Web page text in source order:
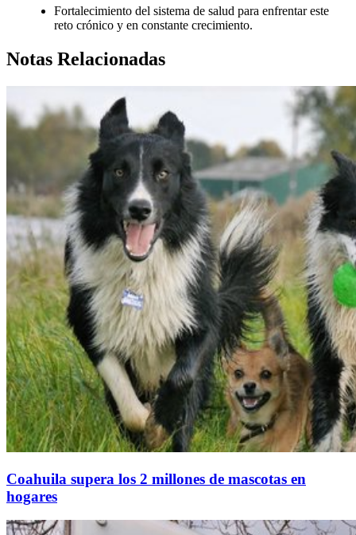
Fortalecimiento del sistema de salud para enfrentar este
reto crónico y en constante crecimiento.
Notas Relacionadas
Coahuila supera los 2 millones de mascotas en
hogares